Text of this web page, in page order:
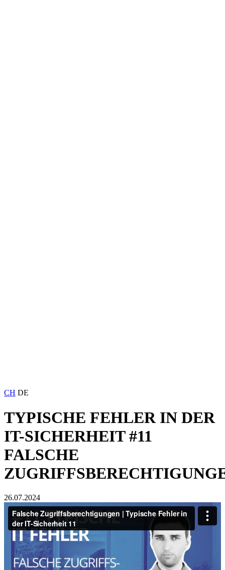
CH DE
TYPISCHE FEHLER IN DER
IT-SICHERHEIT #11
FALSCHE
26.07.2024